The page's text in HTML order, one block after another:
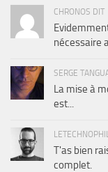
CHRONOS DIT
nécessaire
SERGE
La mise à
est...
T'as bien
complet.